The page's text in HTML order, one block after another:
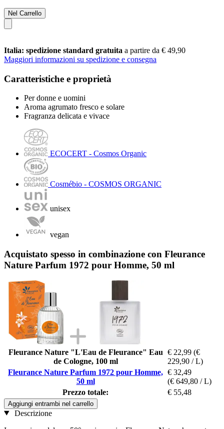
Nel Carrello
Italia: spedizione standard gratuita a partire da € 49,90
Maggiori informazioni su spedizione e consegna
Caratteristiche e proprietà
Per donne e uomini
Aroma agrumato fresco e solare
Fragranza delicata e vivace
ECOCERT - Cosmos Organic
Cosmébio - COSMOS ORGANIC
unisex
vegan
Acquistato spesso in combinazione con Fleurance
Nature Parfum 1972 pour Homme, 50 ml
Fleurance Nature "L'Eau de Fleurance" Eau
de Cologne, 100 ml
€ 22,99 (€
229,90 / L)
Fleurance Nature Parfum 1972 pour Homme,
50 ml
€ 32,49
(€ 649,80 / L)
Prezzo totale:
€ 55,48
Aggiungi entrambi nel carrello
Descrizione